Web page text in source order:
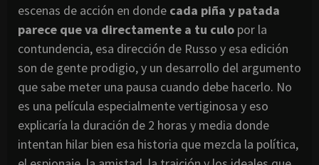
escenas de acción en donde cada piña y patada
parece que va directamente a tu culo por la
contundencia, esa dirección de Russo y esa edición
son de gente prodigio, y un desarrollo del argumento
que sabe meter una pausa cuando debe hacerlo. No
es una película especialmente vertiginosa y eso
explicaría la duración de 2 horas y media donde
intentan hilar bien esa historia que mezcla la política,